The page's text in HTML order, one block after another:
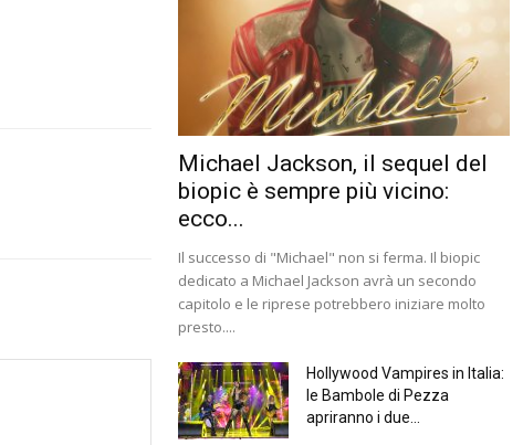
Michael Jackson, il sequel del
biopic è sempre più vicino:
ecco...
Il successo di "Michael" non si ferma. Il biopic
dedicato a Michael Jackson avrà un secondo
capitolo e le riprese potrebbero iniziare molto
presto....
Hollywood Vampires in Italia:
le Bambole di Pezza
apriranno i due...